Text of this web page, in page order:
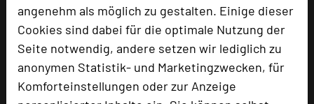
angenehm als möglich zu gestalten. Einige dieser
Cookies sind dabei für die optimale Nutzung der
Seite notwendig, andere setzen wir lediglich zu
anonymen Statistik- und Marketingzwecken, für
Komforteinstellungen oder zur Anzeige
Tagungsteilnehmer
Hotel bewerten